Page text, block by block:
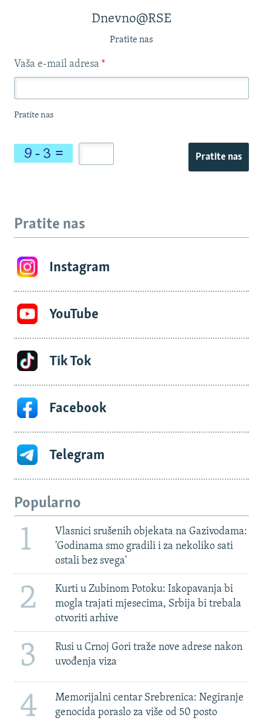
Dnevno@RSE
Pratite nas
Vaša e-mail adresa *
Pratite nas
Pratite nas
Pratite nas
Instagram
YouTube
Tik Tok
Facebook
Telegram
Popularno
1
Vlasnici srušenih objekata na Gazivodama:
'Godinama smo gradili i za nekoliko sati
ostali bez svega'
2
Kurti u Zubinom Potoku: Iskopavanja bi
mogla trajati mjesecima, Srbija bi trebala
otvoriti arhive
3
Rusi u Crnoj Gori traže nove adrese nakon
uvođenja viza
4
Memorijalni centar Srebrenica: Negiranje
genocida poraslo za više od 50 posto